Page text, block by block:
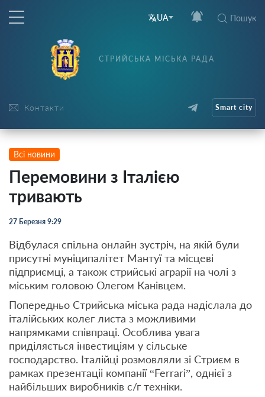
UA Пошук
Контакти
СТРИЙСЬКА МІСЬКА РАДА
Smart city
Всі новини
Перемовини з Італією
тривають
27 Березня 9:29
Відбулася спільна онлайн зустріч, на якій були
присутні муніципалітет Мантуї та місцеві
підприємці, а також стрийські аграрії на чолі з
міським головою Олегом Канівцем.
Попередньо Стрийська міська рада надіслала до
італійських колег листа з можливими
напрямками співпраці. Особлива увага
приділяється інвестиціям у сільське
господарство. Італійці розмовляли зі Стриєм в
рамках презентаціі компанії “Ferrari”, однієї з
найбільших виробників с/г техніки.